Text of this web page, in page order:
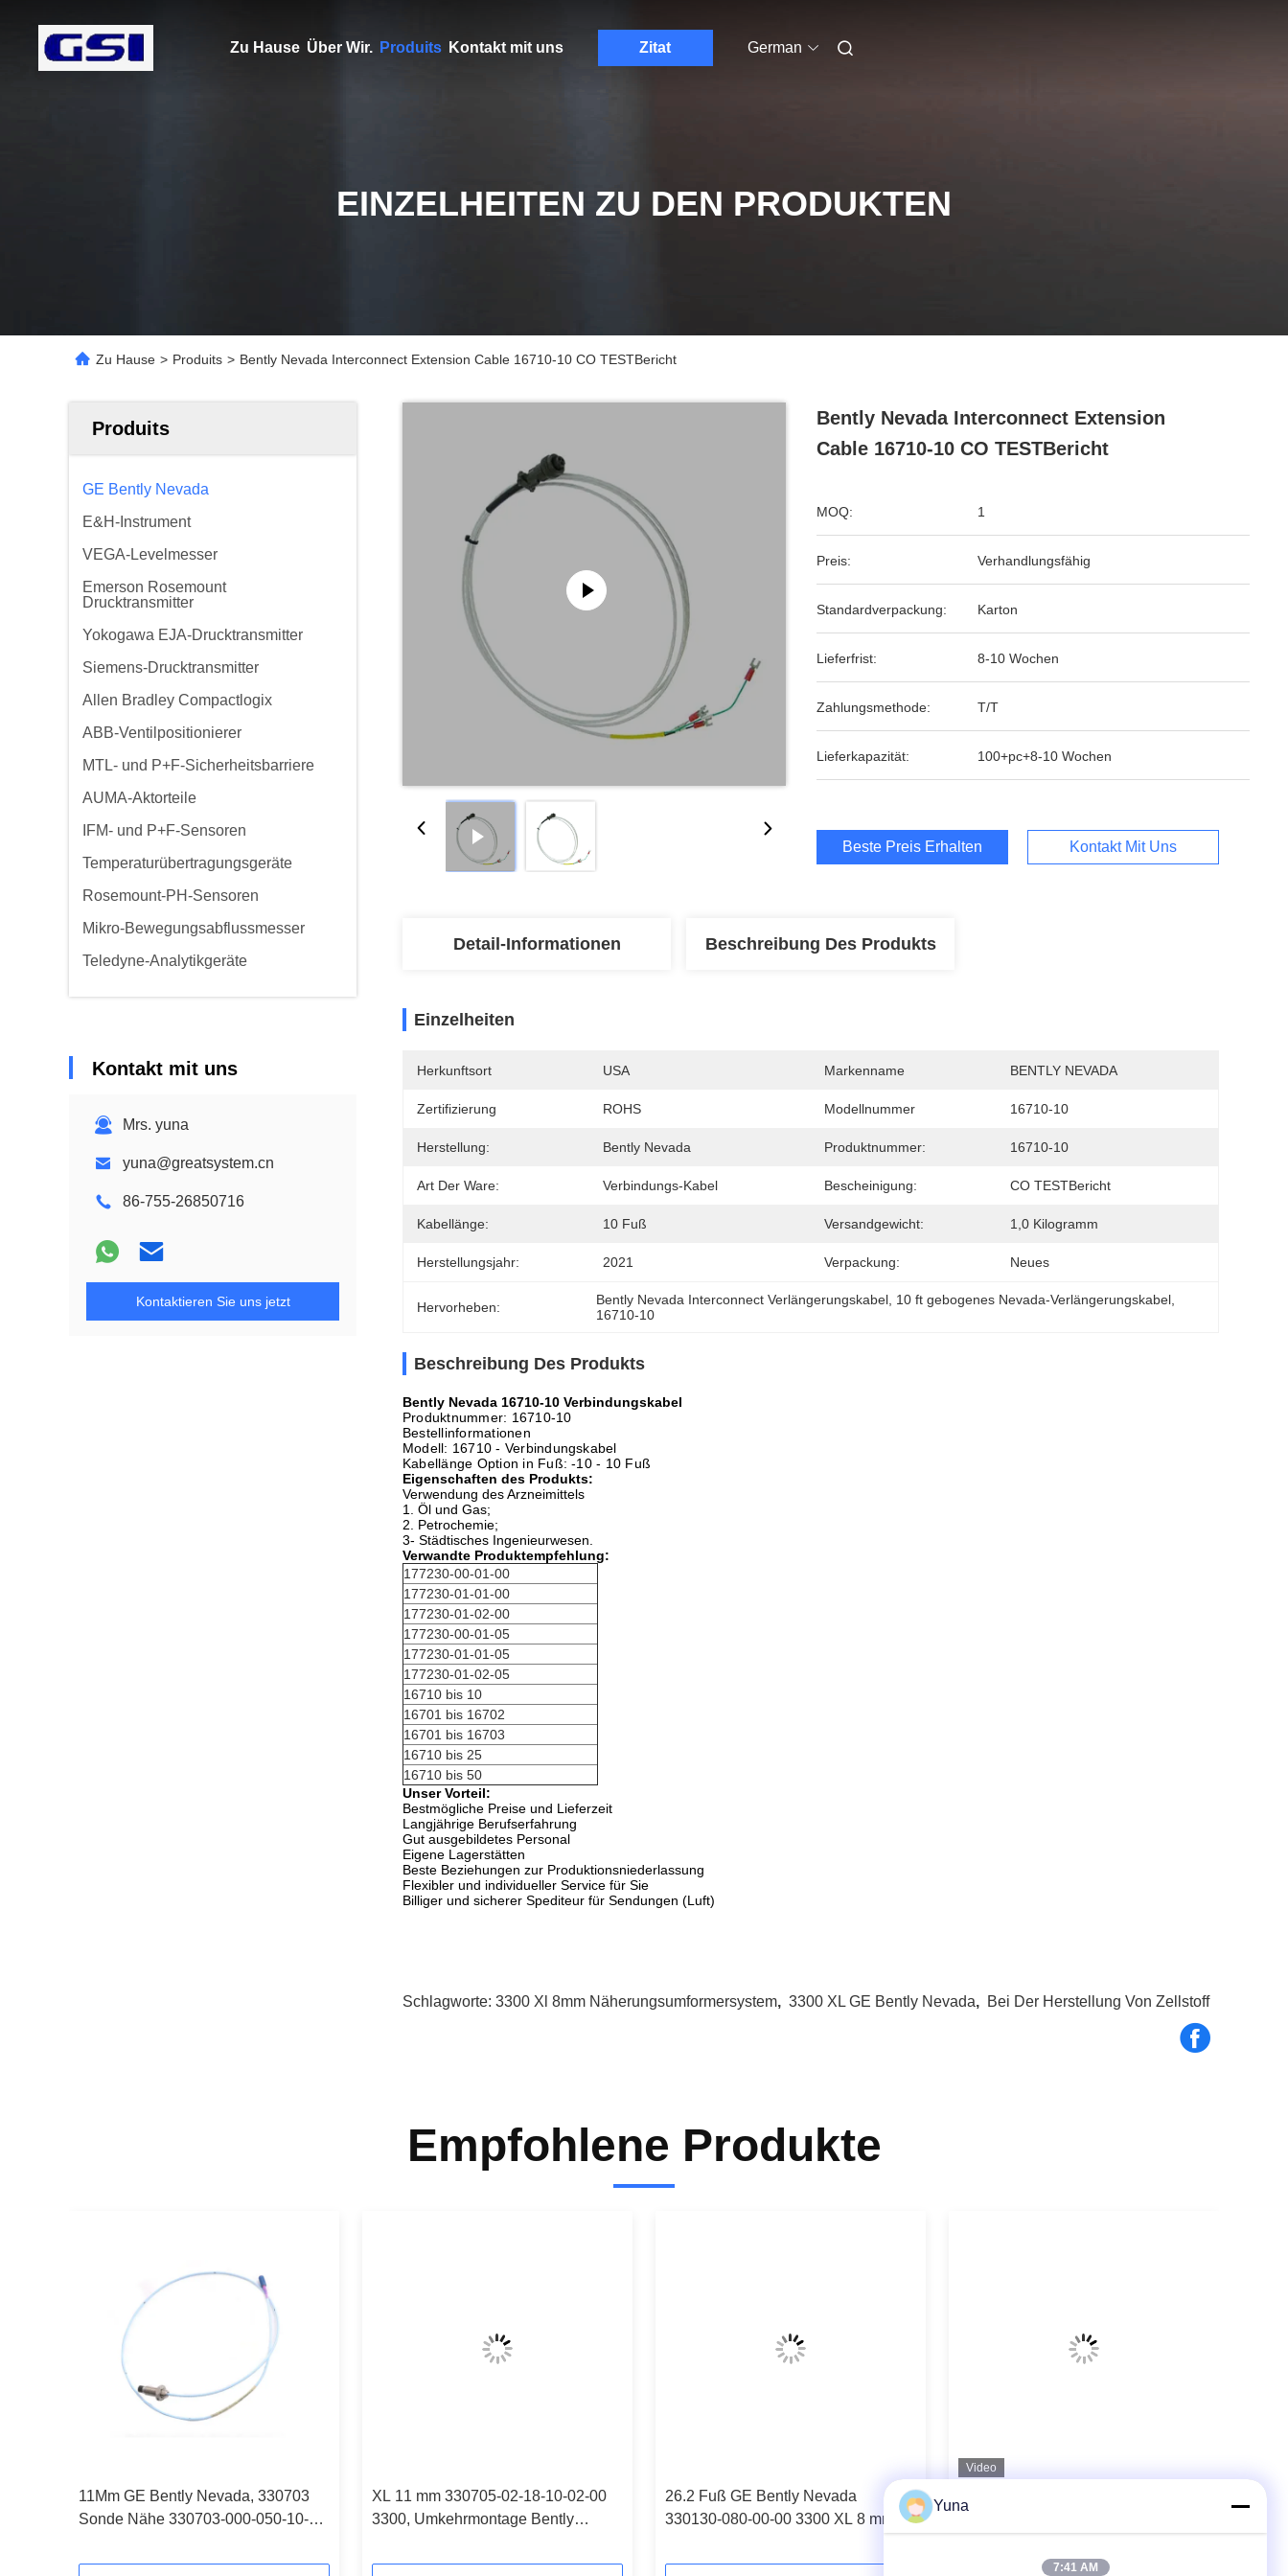
Zu Hause Über Wir. Produits Kontakt mit uns Zitat German
EINZELHEITEN ZU DEN PRODUKTEN
Zu Hause > Produits > Bently Nevada Interconnect Extension Cable 16710-10 CO TESTBericht
Produits
GE Bently Nevada
E&H-Instrument
VEGA-Levelmesser
Emerson Rosemount
Drucktransmitter
Yokogawa EJA-Drucktransmitter
Siemens-Drucktransmitter
Allen Bradley Compactlogix
ABB-Ventilpositionierer
MTL- und P+F-Sicherheitsbarriere
AUMA-Aktorteile
IFM- und P+F-Sensoren
Temperaturübertragungsgeräte
Rosemount-PH-Sensoren
Mikro-Bewegungsabflussmesser
Teledyne-Analytikgeräte
Kontakt mit uns
Mrs. yuna
yuna@greatsystem.cn
86-755-26850716
Kontaktieren Sie uns jetzt
Bently Nevada Interconnect Extension
Cable 16710-10 CO TESTBericht
MOQ: 1
Preis: Verhandlungsfähig
Standardverpackung: Karton
Lieferfrist: 8-10 Wochen
Zahlungsmethode: T/T
Lieferkapazität: 100+pc+8-10 Wochen
Beste Preis Erhalten Kontakt Mit Uns
Detail-Informationen Beschreibung Des Produkts
Einzelheiten
Herkunftsort USA Markenname BENTLY NEVADA
Zertifizierung ROHS Modellnummer 16710-10
Herstellung: Bently Nevada Produktnummer: 16710-10
Art Der Ware: Verbindungs-Kabel Bescheinigung: CO TESTBericht
Kabellänge: 10 Fuß Versandgewicht: 1,0 Kilogramm
Herstellungsjahr: 2021 Verpackung: Neues
Hervorheben: Bently Nevada Interconnect Verlängerungskabel 10 ft gebogenes Nevada-Verlängerungskabel
16710-10
Beschreibung Des Produkts
Bently Nevada 16710-10 Verbindungskabel
Produktnummer: 16710-10
Bestellinformationen
Modell: 16710 - Verbindungskabel
Kabellänge Option in Fuß: -10 - 10 Fuß
Eigenschaften des Produkts:
Verwendung des Arzneimittels
1. Öl und Gas;
2. Petrochemie;
3- Städtisches Ingenieurwesen.
Verwandte Produktempfehlung:
177230-00-01-00
177230-01-01-00
177230-01-02-00
177230-00-01-05
177230-01-01-05
177230-01-02-05
16710 bis 10
16701 bis 16702
16701 bis 16703
16710 bis 25
16710 bis 50
Unser Vorteil:
Bestmögliche Preise und Lieferzeit
Langjährige Berufserfahrung
Gut ausgebildetes Personal
Eigene Lagerstätten
Beste Beziehungen zur Produktionsniederlassung
Flexibler und individueller Service für Sie
Billiger und sicherer Spediteur für Sendungen (Luft)
Schlagworte: 3300 Xl 8mm Näherungsumformersystem, 3300 XL GE Bently Nevada, Bei Der Herstellung Von Zellstoff
Empfohlene Produkte
11Mm GE Bently Nevada, 330703
Sonde Nähe 330703-000-050-10-
XL 11 mm 330705-02-18-10-02-00
3300, Umkehrmontage Bently
26.2 Fuß GE Bently Nevada
330130-080-00-00 3300 XL 8 mm
Video
Yuna
7:41 AM